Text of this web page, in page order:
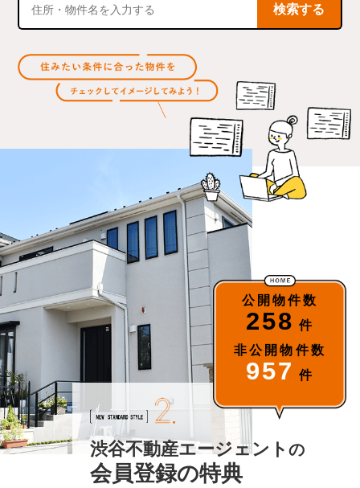
渋谷不動産エージェント の
会員登録の特典
公開物件数
258 件
非公開物件数
957 件